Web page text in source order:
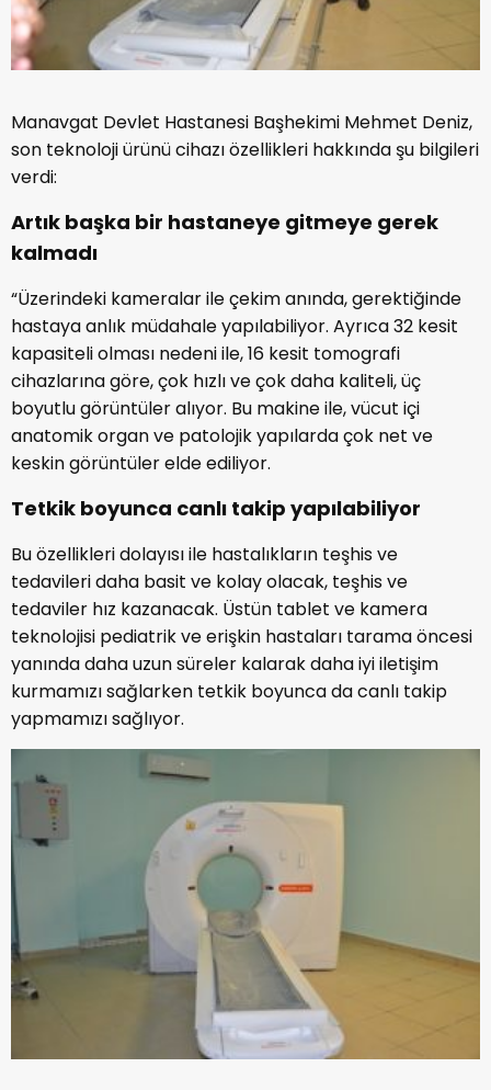
Manavgat Devlet Hastanesi Başhekimi Mehmet Deniz,
son teknoloji ürünü cihazı özellikleri hakkında şu bilgileri
verdi:
Artık başka bir hastaneye gitmeye gerek
kalmadı
“Üzerindeki kameralar ile çekim anında, gerektiğinde
hastaya anlık müdahale yapılabiliyor. Ayrıca 32 kesit
kapasiteli olması nedeni ile, 16 kesit tomografi
cihazlarına göre, çok hızlı ve çok daha kaliteli, üç
boyutlu görüntüler alıyor. Bu makine ile, vücut içi
anatomik organ ve patolojik yapılarda çok net ve
keskin görüntüler elde ediliyor.
Tetkik boyunca canlı takip yapılabiliyor
Bu özellikleri dolayısı ile hastalıkların teşhis ve
tedavileri daha basit ve kolay olacak, teşhis ve
tedaviler hız kazanacak. Üstün tablet ve kamera
teknolojisi pediatrik ve erişkin hastaları tarama öncesi
yanında daha uzun süreler kalarak daha iyi iletişim
kurmamızı sağlarken tetkik boyunca da canlı takip
yapmamızı sağlıyor.